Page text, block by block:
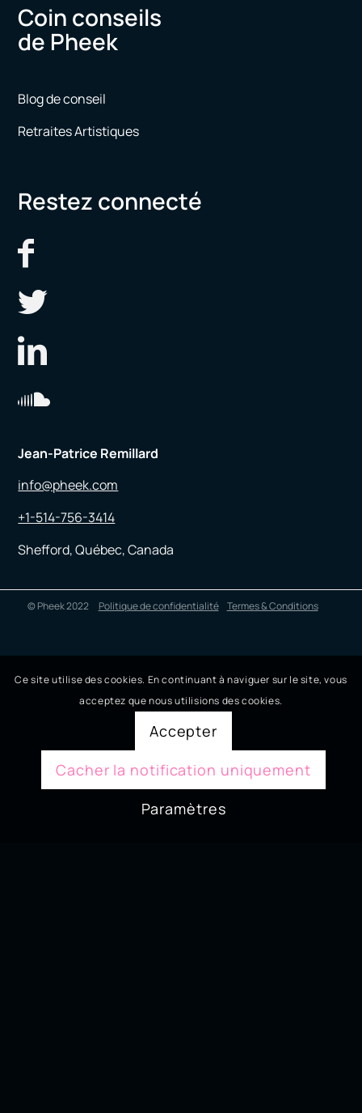
Coin conseils
de Pheek
Blog de conseil
Retraites Artistiques
Restez connecté
Jean-Patrice Remillard
info@pheek.com
+1-514-756-3414
Shefford, Québec, Canada
© Pheek 2022 Politique de confidentialité Termes & Conditions
Ce site utilise des cookies. En continuant à naviguer sur le site, vous
acceptez que nous utilisions des cookies.
Accepter
Cacher la notification uniquement
Paramètres